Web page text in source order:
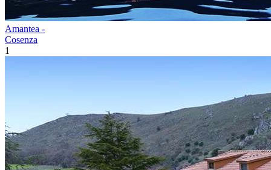
Amantea -
Cosenza
1